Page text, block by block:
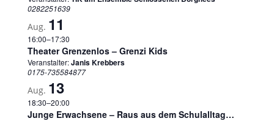
0282251639
Aug. 11
16:00–17:30
Theater Grenzenlos – Grenzi Kids
Veranstalter:Janis Krebbers
0175-735584877
Aug. 13
18:30–20:00
Junge Erwachsene – Raus aus dem Schulalltag…